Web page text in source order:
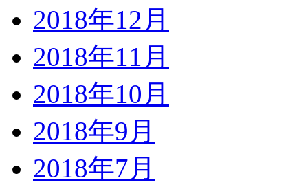
2018年12月
2018年11月
2018年10月
2018年9月
2018年7月